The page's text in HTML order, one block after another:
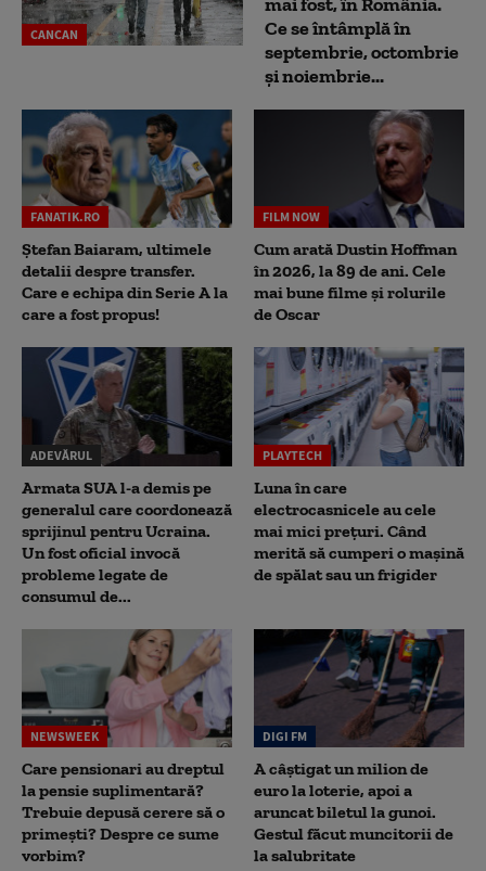
CANCAN
Ce se întâmplă în
septembrie, octombrie
și noiembrie...
FANATIK.RO
Ștefan Baiaram, ultimele
detalii despre transfer.
Care e echipa din Serie A la
care a fost propus!
FILM NOW
Cum arată Dustin Hoffman
în 2026, la 89 de ani. Cele
mai bune filme și rolurile
de Oscar
ADEVĂRUL
Armata SUA l-a demis pe
generalul care coordonează
sprijinul pentru Ucraina.
Un fost oficial invocă
probleme legate de
consumul de...
PLAYTECH
Luna în care
electrocasnicele au cele
mai mici prețuri. Când
merită să cumperi o mașină
de spălat sau un frigider
NEWSWEEK
Care pensionari au dreptul
la pensie suplimentară?
Trebuie depusă cerere să o
primești? Despre ce sume
vorbim?
DIGI FM
A câștigat un milion de
euro la loterie, apoi a
aruncat biletul la gunoi.
Gestul făcut muncitorii de
la salubritate